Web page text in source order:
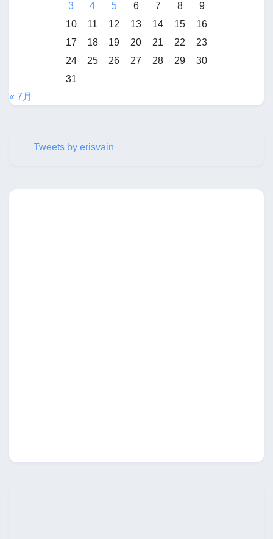
3
4 5 6 7 8
9
10
11 12 13 14 15
16
17
18 19 20 21 22
23
24
25 26 27 28 29
30
31
« 7月
Tweets by erisvain